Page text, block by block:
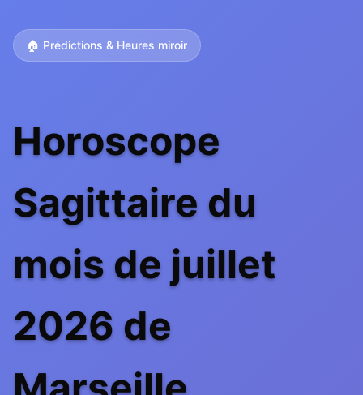
🏠 Prédictions & Heures miroir
Horoscope
Sagittaire du
mois de juillet
2026 de